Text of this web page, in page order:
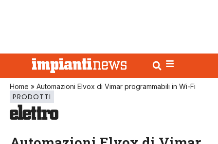
Home » Automazioni Elvox di Vimar programmabili in Wi-Fi
PRODOTTI